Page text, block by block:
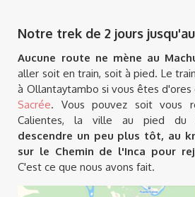
Notre trek de 2 jours
Aucune route ne mène au
aller soit en train, soit à pied. Le
à Ollantaytambo si vous êtes
Sacrée. Vous pouvez soit vous
Calientes, la ville au pied du
descendre un peu plus tôt, au
sur le Chemin de l'Inca pour
C'est ce que nous avons fait.